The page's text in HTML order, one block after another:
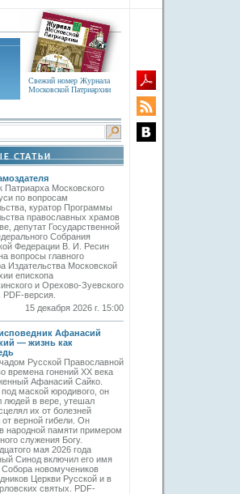
Свежий номер Журнала
Московской Патриархии
Патриарха Московского
по вопросам
куратор Программы
православных храмов
депутат Государственной
Собрания
Федерации В. И. Ресин
вопросы главного
Издательства Московской
епископа
и Орехово-Зуевского
PDF-версия.
15 декабря 2026 г. 15:00
Афанасий
— жизнь как
Русской Православной
времена гонений XX века
Афанасий Сайко.
маской юродивого, он
людей в вере, утешал
их от болезней
от верной гибели. Он
народной памяти примером
служения Богу.
мая 2026 года
Синод включил его имя
Собора новомучеников
Церкви Русской и в
святых. PDF-